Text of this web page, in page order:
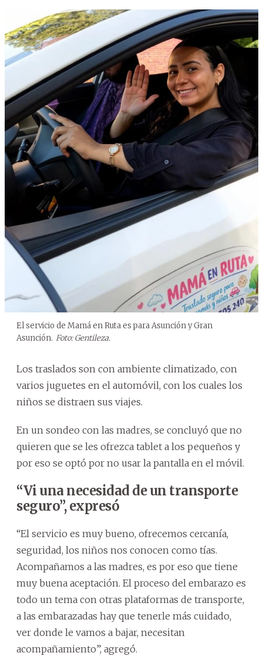
El servicio de Mamá en Ruta es para Asunción y Gran
Asunción. Foto: Gentileza.
Los traslados son con ambiente climatizado, con
varios juguetes en el automóvil, con los cuales los
niños se distraen sus viajes.
En un sondeo con las madres, se concluyó que no
quieren que se les ofrezca tablet a los pequeños y
por eso se optó por no usar la pantalla en el móvil.
“Vi una necesidad de un transporte
seguro”, expresó
“El servicio es muy bueno, ofrecemos cercanía,
seguridad, los niños nos conocen como tías.
Acompañamos a las madres, es por eso que tiene
muy buena aceptación. El proceso del embarazo es
todo un tema con otras plataformas de transporte,
a las embarazadas hay que tenerle más cuidado,
ver donde le vamos a bajar, necesitan
acompañamiento”, agregó.